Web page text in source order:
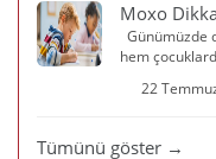
Moxo
Günümüzde
hem
22
Tümünü göster →